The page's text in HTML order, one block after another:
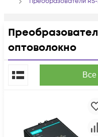
оптоволокно
По